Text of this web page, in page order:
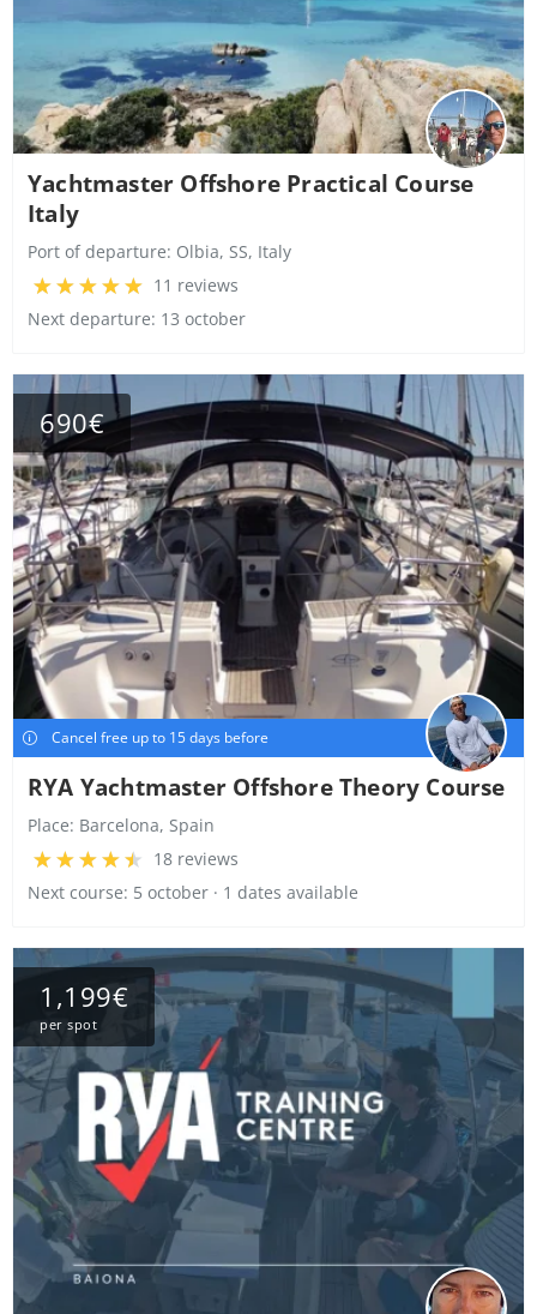
Yachtmaster Offshore Practical Course
Italy
Port of departure: Olbia, SS, Italy
11 reviews
Next departure: 13 october
Cancel free up to 15 days before
690€
RYA Yachtmaster Offshore Theory Course
Place: Barcelona, Spain
18 reviews
Next course: 5 october · 1 dates available
1,199€
per spot